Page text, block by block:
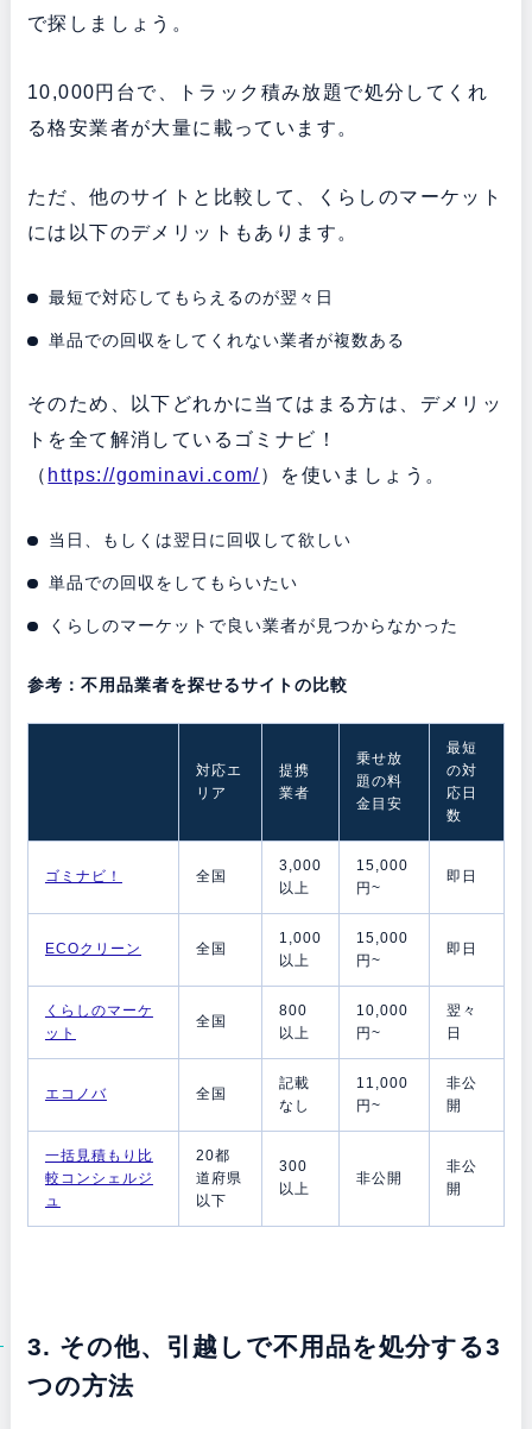
で探しましょう。
10,000円台で、トラック積み放題で処分してくれ
る格安業者が大量に載っています。
ただ、他のサイトと比較して、くらしのマーケット
には以下のデメリットもあります。
最短で対応してもらえるのが翌々日
単品での回収をしてくれない業者が複数ある
そのため、以下どれかに当てはまる方は、デメリッ
トを全て解消しているゴミナビ！
（ https://gominavi.com/）を使いましょう。
当日、もしくは翌日に回収して欲しい
単品での回収をしてもらいたい
くらしのマーケットで良い業者が見つからなかった
参考：不用品業者を探せるサイトの比較
対応エ
リア
提携
業者
乗せ放
題の料
金目安
最短
の対
応日
数
ゴミナビ！ 全国
3,000
以上
15,000
円~
即日
ECOクリーン 全国
1,000
以上
15,000
円~
即日
くらしのマーケ
ット
全国
800
以上
10,000
円~
翌々
日
エコノバ 全国
記載
なし
11,000
円~
非公
開
一括見積もり比
較コンシェルジ
ュ
20都
道府県
以下
300
以上
非公開
非公
開
3. その他、引越しで不用品を処分する3
つの方法